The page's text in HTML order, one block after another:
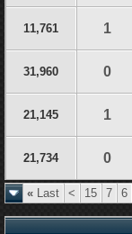
1
11,761
0
31,960
1
21,145
0
21,734
6
7
15
>
Last
»